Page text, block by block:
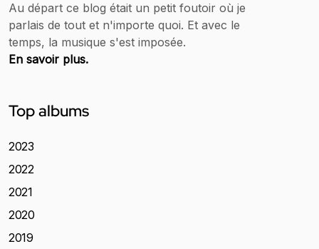
Au départ ce blog était un petit foutoir où je
parlais de tout et n'importe quoi. Et avec le
temps, la musique s'est imposée.
En savoir plus.
Top albums
2023
2022
2021
2020
2019